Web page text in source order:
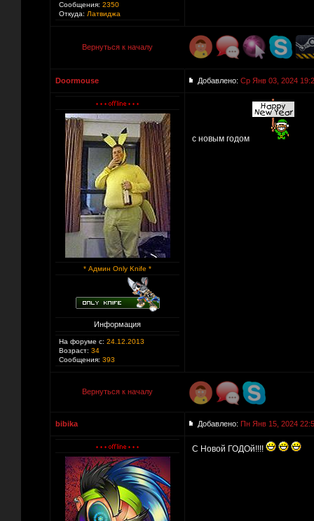
Сообщения: 2350
Откуда: Латвиджа
Вернуться к началу
Doormouse Добавлено: Ср Янв 03, 2024
* Админ Only Knife *
Информация
На форуме с: 24.12.2013
Возраст: 34
Сообщения: 393
с новым годом
Вернуться к началу
bibika Добавлено: Пн Янв 15, 2024
С Новой ГОДОй!!!!